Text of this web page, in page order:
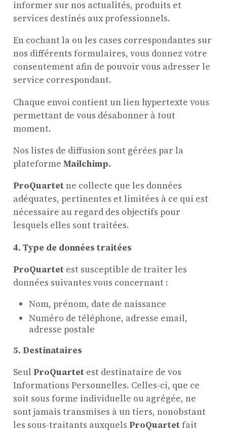
informer sur nos actualités, produits et
services destinés aux professionnels.
En cochant la ou les cases correspondantes sur
nos différents formulaires, vous donnez votre
consentement afin de pouvoir vous adresser le
service correspondant.
Chaque envoi contient un lien hypertexte vous
permettant de vous désabonner à tout
moment.
Nos listes de diffusion sont gérées par la
plateformeMailchimp.
ProQuartetne collecte que les données
adéquates, pertinentes et limitées à ce qui est
nécessaire au regard des objectifs pour
lesquels elles sont traitées.
4. Type de données traitées
ProQuartet est susceptible de traiter les
données suivantes vous concernant :
Nom, prénom, date de naissance
Numéro de téléphone, adresse email,
adresse postale
5. Destinataires
SeulProQuartet est destinataire de vos
Informations Personnelles. Celles-ci, que ce
soit sous forme individuelle ou agrégée, ne
sont jamais transmises à un tiers, nonobstant
les sous-traitants auxquelsProQuartetfait